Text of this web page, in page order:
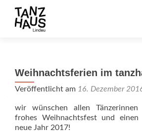
Weihnachtsferien im
Veröffentlicht am 16. Dezember
wir wünschen allen
frohes Weihnachtsfest und
neue Jahr 2017!